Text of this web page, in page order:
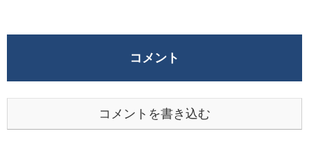
コメント
コメントを書き込む